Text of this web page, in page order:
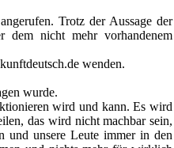
Trotz der Aussage der
dem nicht mehr vorhandenem
wenden.
wurde.
wird und kann. Es wird
das wird nicht machbar sein,
und unsere Leute immer in den